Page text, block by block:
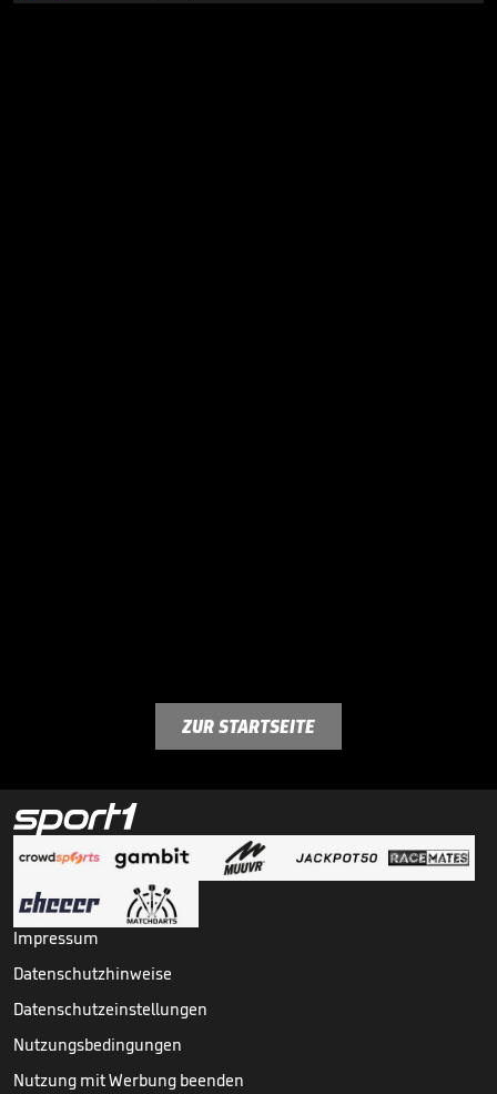
ZUR STARTSEITE
Impressum
Datenschutzhinweise
Datenschutzeinstellungen
Nutzungsbedingungen
Nutzung mit Werbung beenden